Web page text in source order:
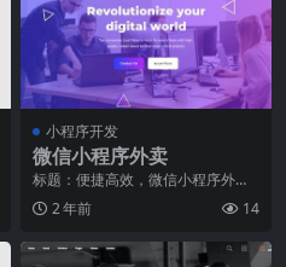
小程序开发
微信小程序外卖
标题：便捷高效，微信小程序外卖
点餐，让美食触手可及随着科技的
不断发展，外卖行业也
2 年前 14